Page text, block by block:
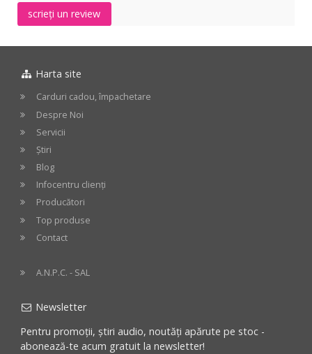
22"
-
/
scrieți un review
Harta site
Carduri cadou, împachetare
Despre Noi
Servicii
Știri
Blog
Infocentru clienți
Producători
Top produse
Contact
A.N.P.C. - SAL
Newsletter
Pentru promoții, știri audio, noutăți apărute pe stoc -
abonează-te acum gratuit la newsletter!